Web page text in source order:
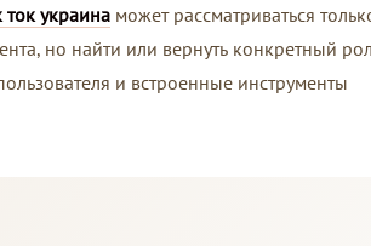
ток украина может рассматриваться
но найти или вернуть конкретный
и встроенные инструменты